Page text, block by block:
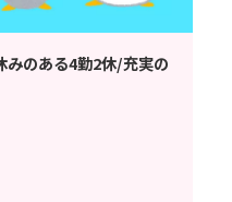
みのある4勤2休/充実の